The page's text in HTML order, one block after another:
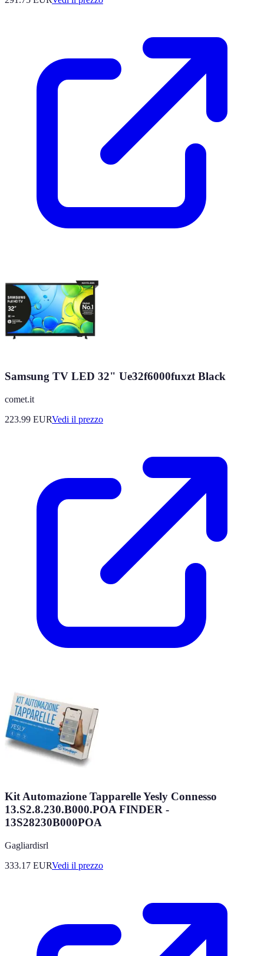
Samsung TV LED 32" Ue32f6000fuxzt Black
comet.it
223.99 EURVedi il prezzo
Kit Automazione Tapparelle Yesly Connesso
13.S2.8.230.B000.POA FINDER -
13S28230B000POA
Gagliardisrl
333.17 EURVedi il prezzo